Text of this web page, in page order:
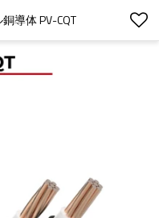
導体 PV-CQT